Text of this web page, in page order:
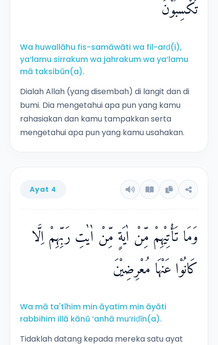
تَكْسِبُوْنَ
Wa huwallāhu fis-samāwāti wa fil-arḍ(i),
ya‘lamu sirrakum wa jahrakum wa ya‘lamu
mā taksibūn(a).
Dialah Allah (yang disembah) di langit dan di
bumi. Dia mengetahui apa pun yang kamu
rahasiakan dan kamu tampakkan serta
mengetahui apa pun yang kamu usahakan.
Ayat 4
وَمَا تَأْتِيْهِمْ مِّنْ اٰيَةٍ مِّنْ اٰيٰتِ رَبِّهِمْ اِلَّا
كَانُوْا عَنْهَا مُعْرِضِيْنَ
Wa mā ta'tīhim min āyatim min āyāti
rabbihim illā kānū ‘anhā mu‘riḍīn(a).
Tidaklah datang kepada mereka satu ayat